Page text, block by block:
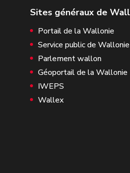
Portail de la Wallonie
Service public de Wallonie
Parlement wallon
Géoportail de la Wallonie
IWEPS
Wallex